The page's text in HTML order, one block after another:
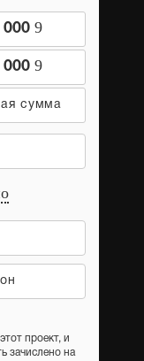
000 9
000 9
проект, и
зачислено на